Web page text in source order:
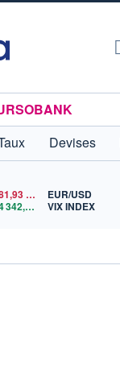
Devises
4 342,51 $US
EUR/USD
VIX INDEX